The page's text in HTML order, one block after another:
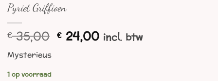
Pyriet Griffioen
€35,00 Oorspronkelijke
prijs
€ 24,00Huidige
prijs
incl. btw
Mysterieus
1 op voorraad